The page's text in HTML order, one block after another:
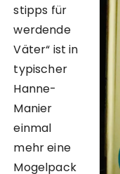
stipps für
werdende
Väter“ ist in
typischer
Hanne-
Manier
einmal
mehr eine
Mogelpack